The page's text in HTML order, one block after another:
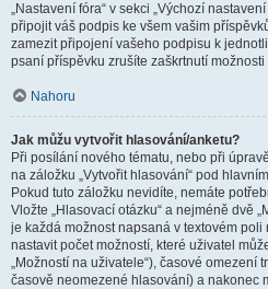
„Nastavení fóra“ v sekci „Výchozí
připojit váš podpis ke všem vašim
zamezit připojení vašeho podpisu k
psaní příspěvku zrušíte zaškrtnutí možnosti
Nahoru
Jak můžu vytvořit hlasování/anketu?
Při posílání nového tématu, nebo při
na záložku „Vytvořit hlasování“ pod
Pokud tuto záložku nevidíte, nemáte
Vložte „Hlasovací otázku“ a nejméně dvě
je každá možnost napsaná v textovém poli
nastavit počet možností, které uživatel
„Možností na uživatele“), časové omezení
časově neomezené hlasování) a nakonec